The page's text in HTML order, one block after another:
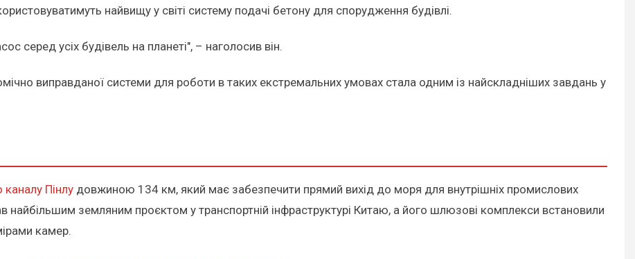
найвищу у світі систему подачі бетону для спорудження будівлі.
серед усіх будівель на планеті", – наголосив він.
виправданої системи для роботи в таких екстремальних умовах стала одним із найскладніших завдань у
каналу Пінлу довжиною 134 км, який має забезпечити прямий вихід до моря для внутрішніх промислових
найбільшим земляним проєктом у транспортній інфраструктурі Китаю, а його шлюзові комплекси встановили
камер.